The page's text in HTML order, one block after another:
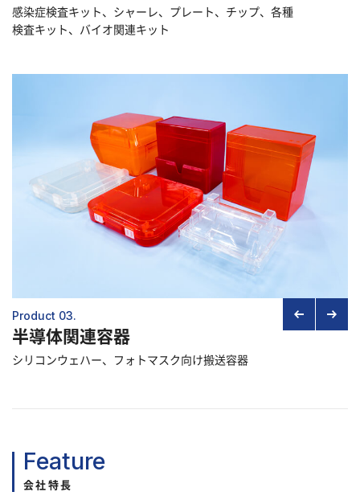
感染症検査キット、シャーレ、プレート、チップ、各種
検査キット、バイオ関連キット
Product 03.
半導体関連容器
シリコンウェハー、フォトマスク向け搬送容器
Feature
会社特長